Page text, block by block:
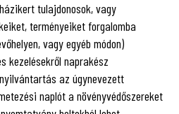
tulajdonosok, vagy
terményeiket forgalomba
vagy egyéb módon)
kezelésekről naprakész
az úgynevezett
naplót a növényvédőszereket